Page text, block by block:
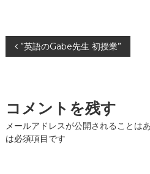
投
ナ
ビ
”英語のGabe先生 初授業”
コメントを残す
メールアドレスが公開されることはあ
は必須項目です